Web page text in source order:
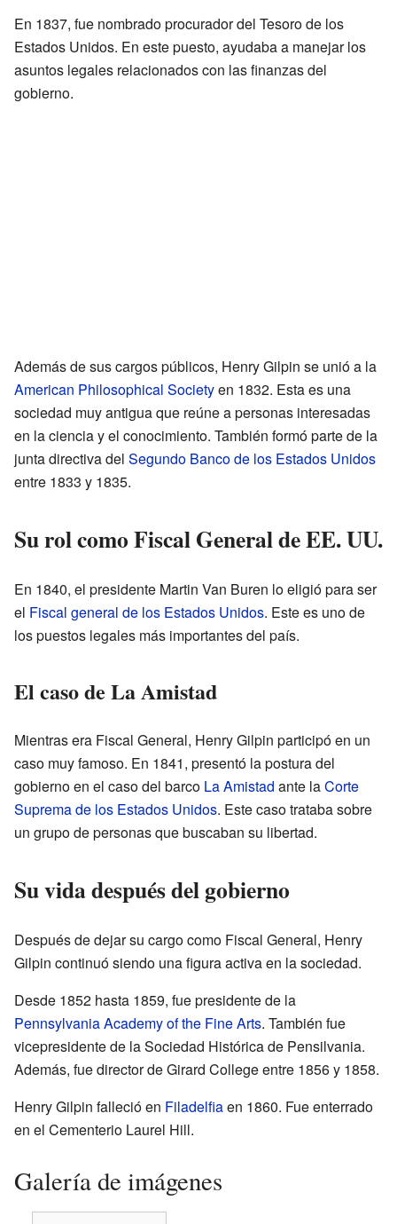
En 1837, fue nombrado procurador del Tesoro de los
Estados Unidos. En este puesto, ayudaba a manejar los
asuntos legales relacionados con las finanzas del
gobierno.
Además de sus cargos públicos, Henry Gilpin se unió a la
American Philosophical Societyen 1832. Esta es una
sociedad muy antigua que reúne a personas interesadas
en la ciencia y el conocimiento. También formó parte de la
junta directiva del Segundo Banco de los Estados Unidos
entre 1833 y 1835.
Su rol como Fiscal General de EE. UU.
En 1840, el presidente Martin Van Buren lo eligió para ser
el Fiscal general de los Estados Unidos. Este es uno de
los puestos legales más importantes del país.
El caso de La Amistad
Mientras era Fiscal General, Henry Gilpin participó en un
caso muy famoso. En 1841, presentó la postura del
gobierno en el caso del barco La Amistad ante laCorte
Suprema de los Estados Unidos. Este caso trataba sobre
un grupo de personas que buscaban su libertad.
Su vida después del gobierno
Después de dejar su cargo como Fiscal General, Henry
Gilpin continuó siendo una figura activa en la sociedad.
Desde 1852 hasta 1859, fue presidente de la
Pennsylvania Academy of the Fine Arts. También fue
vicepresidente de la Sociedad Histórica de Pensilvania.
Además, fue director de Girard College entre 1856 y 1858.
Henry Gilpin falleció en Filadelfiaen 1860. Fue enterrado
en el Cementerio Laurel Hill.
Galería de imágenes